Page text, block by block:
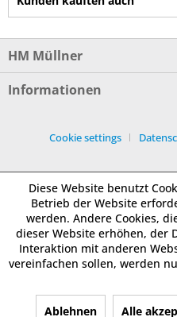
HM Müllner
Informationen
Cookie settings
Diese Website benutzt
Betrieb der Website
werden. Andere Cookies,
dieser Website erhöhen, der
Interaktion mit anderen
vereinfachen sollen, werden
Ablehnen Alle